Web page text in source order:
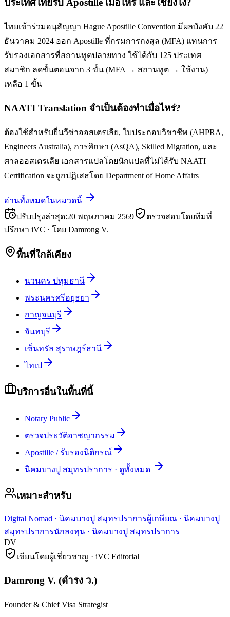
ประเทศไทยรับ Apostille เมื่อไหร่ และใช้ยังไง?
ไทยเข้าร่วมอนุสัญญา Hague Apostille Convention มีผลบังคับ 22
ธันวาคม 2024 ออก Apostille ที่กรมการกงสุล (MFA) แทนการ
รับรองเอกสารที่สถานทูตปลายทาง ใช้ได้กับ 125 ประเทศ
สมาชิก ลดขั้นตอนจาก 3 ขั้น (MFA → สถานทูต → ใช้งาน)
เหลือ 1 ขั้น
NAATI Translation จำเป็นต้องทำเมื่อไหร่?
ต้องใช้สำหรับยื่นวีซ่าออสเตรเลีย, ใบประกอบวิชาชีพ (AHPRA,
Engineers Australia), การศึกษา (AsQA), Skilled Migration, และ
ศาลออสเตรเลีย เอกสารแปลโดยนักแปลที่ไม่ได้รับ NAATI
Certification จะถูกปฏิเสธโดย Department of Home Affairs
อ่านทั้งหมดในหมวดนี้
ปรับปรุงล่าสุด:20 พฤษภาคม 2569
ตรวจสอบโดยทีมที่
ปรึกษา iVC · โดย Damrong V.
พื้นที่ใกล้เคียง
นวนคร ปทุมธานี
พระนครศรีอยุธยา
กาญจนบุรี
จันทบุรี
เซ็นทรัล สุราษฎร์ธานี
ไทเป
บริการอื่นในพื้นที่นี้
Notary Public
ตรวจประวัติอาชญากรรม
Apostille / รับรองนิติกรณ์
นิคมบางปู สมุทรปราการ · ดูทั้งหมด
เหมาะสำหรับ
Digital Nomad · นิคมบางปู สมุทรปราการผู้เกษียณ · นิคมบางปู
สมุทรปราการนักลงทุน · นิคมบางปู สมุทรปราการ
DV
เขียนโดยผู้เชี่ยวชาญ · iVC Editorial
Damrong V. (ดำรง ว.)
Founder & Chief Visa Strategist